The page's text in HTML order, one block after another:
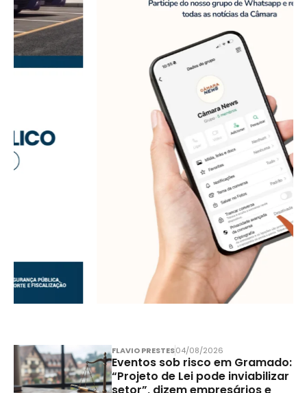
FLAVIO PRESTES04/08/2026
Eventos sob risco em Gramado:
“Projeto de Lei pode inviabilizar
setor”, dizem empresários e